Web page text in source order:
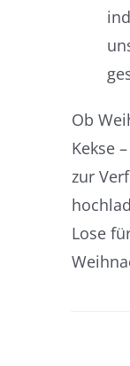
Ob
Kekse
zur
Lose